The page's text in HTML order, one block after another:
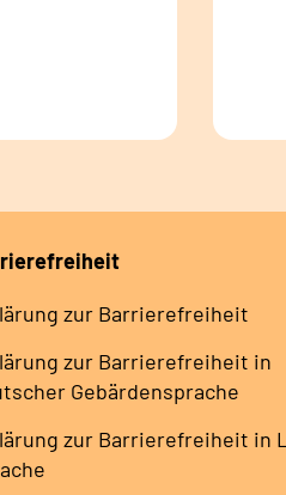
zur Barrierefreiheit
zur Barrierefreiheit in
Gebärdensprache
zur Barrierefreiheit in